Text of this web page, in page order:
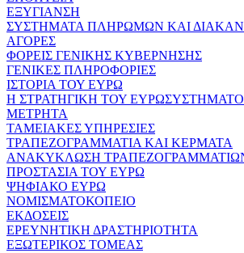
ΕΞΥΓΙΑΝΣΗ
ΣΥΣΤΗΜΑΤΑ ΠΛΗΡΩΜΩΝ ΚΑΙ
ΑΓΟΡΕΣ
ΦΟΡΕΙΣ ΓΕΝΙΚΗΣ ΚΥΒΕΡΝΗΣΗΣ
ΓΕΝΙΚΕΣ ΠΛΗΡΟΦΟΡΙΕΣ
ΙΣΤΟΡΙΑ ΤΟΥ ΕΥΡΩ
Η ΣΤΡΑΤΗΓΙΚΗ ΤΟΥ
ΜΕΤΡΗΤΑ
ΤΑΜΕΙΑΚΕΣ ΥΠΗΡΕΣΙΕΣ
ΤΡΑΠΕΖΟΓΡΑΜΜΑΤΙΑ ΚΑΙ ΚΕΡΜΑΤΑ
ΑΝΑΚΥΚΛΩΣΗ
ΠΡΟΣΤΑΣΙΑ ΤΟΥ ΕΥΡΩ
ΨΗΦΙΑΚΟ ΕΥΡΩ
ΝΟΜΙΣΜΑΤΟΚΟΠΕΙΟ
ΕΚΔΟΣΕΙΣ
ΕΡΕΥΝΗΤΙΚΗ ΔΡΑΣΤΗΡΙΟΤΗΤΑ
ΕΞΩΤΕΡΙΚΟΣ ΤΟΜΕΑΣ